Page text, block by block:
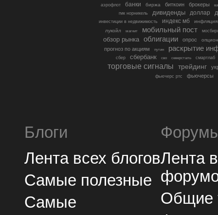
аэрофлот банки биржа биткоин брокеры
гмк норникель
дивиденды доллар
инвестиции в недвижимость индекс мб
инфляция
лукойл
магнит мобильный пост
обзор рынка облигации опрос
прогноз по акциям путин раскрытие
сбер сбербанк сво северсталь смартлаб
торговые сигналы трейдинг
фьючерс ртс фьючерсы
Блоги
Лента всех блогов
Самые полезные
Самые
Лента
Общие